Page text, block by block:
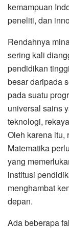
kemampuan
peneliti, dan
Rendahnya
sering kali
pendidikan
besar daripada
pada suatu
universal sains
teknologi,
Oleh karena itu,
Matematika
yang
institusi
menghambat
depan.
Ada beberapa